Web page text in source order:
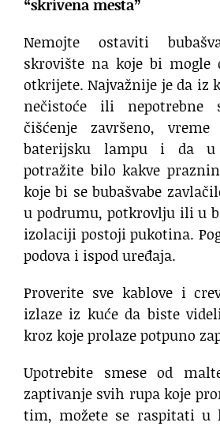
“skrivena mesta”
Nemojte ostaviti
skrovište na koje bi mogle
otkrijete. Najvažnije je da iz
nečistoće ili nepotrebne
čišćenje završeno,
baterijsku lampu i da u
potražite bilo kakve
koje bi se bubašvabe
u podrumu, potkrovlju ili u
izolaciji postoji pukotina.
podova i ispod uređaja.
Proverite sve kablove i
izlaze iz kuće da biste
kroz koje prolaze potpuno
Upotrebite smese od
zaptivanje svih rupa koje
tim, možete se raspitati u